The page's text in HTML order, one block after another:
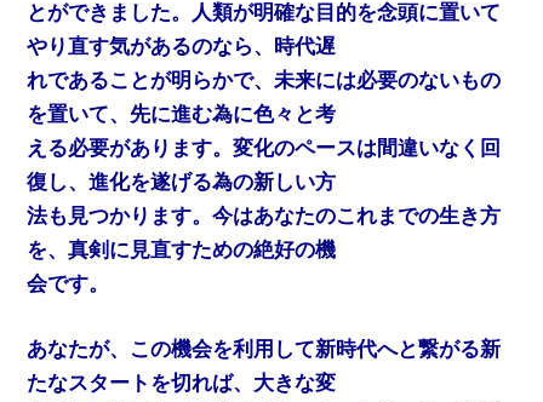
とができました。人類が明確な目的を念頭に置いて
やり直す気があるのなら、時代遅
れであることが明らかで、未来には必要のないもの
を置いて、先に進む為に色々と考
える必要があります。変化のペースは間違いなく回
復し、進化を遂げる為の新しい方
法も見つかります。今はあなたのこれまでの生き方
を、真剣に見直すための絶好の機
会です。
あなたが、この機会を利用して新時代へと繋がる新
たなスタートを切れば、大きな変